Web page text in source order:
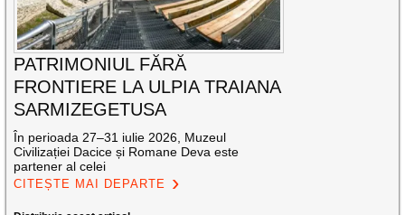
PATRIMONIUL FĂRĂ
FRONTIERE LA ULPIA TRAIANA
SARMIZEGETUSA
În perioada 27–31 iulie 2026, Muzeul
Civilizației Dacice și Romane Deva este
partener al celei
CITEȘTE MAI DEPARTE